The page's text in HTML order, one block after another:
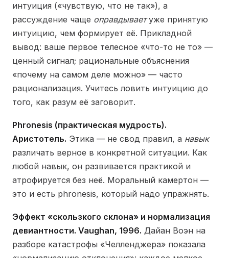
интуиция («чувствую, что не так»), а
рассуждение чаще оправдываетуже принятую
интуицию, чем формирует её. Прикладной
вывод: ваше первое телесное «что-то не то» —
ценный сигнал; рациональные объяснения
«почему на самом деле можно» — часто
рационализация. Учитесь ловить интуицию до
того, как разум её заговорит.
Phronesis (практическая мудрость).
Аристотель. Этика — не свод правил, а навык
различать верное в конкретной ситуации. Как
любой навык, он развивается практикой и
атрофируется без неё. Моральный камертон —
это и есть phronesis, который надо упражнять.
Эффект «скользкого склона» и нормализация
девиантности. Vaughan, 1996. Дайан Воэн на
разборе катастрофы «Челленджера» показала